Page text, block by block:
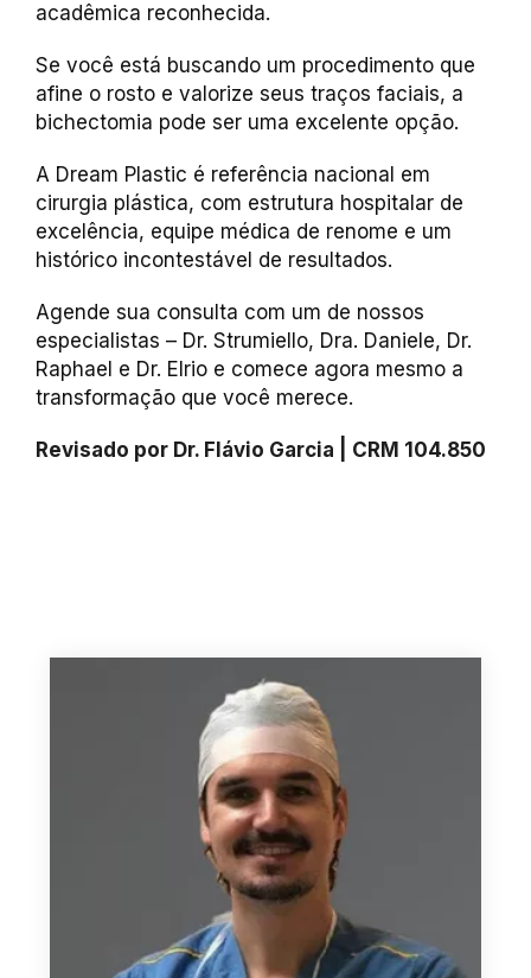
acadêmica reconhecida.
Se você está buscando um procedimento que
afine o rosto e valorize seus traços faciais, a
bichectomia pode ser uma excelente opção.
A Dream Plastic é referência nacional em
cirurgia plástica, com estrutura hospitalar de
excelência, equipe médica de renome e um
histórico incontestável de resultados.
Agende sua consulta com um de nossos
especialistas – Dr. Strumiello, Dra. Daniele, Dr.
Raphael e Dr. Elrio e comece agora mesmo a
transformação que você merece.
Revisado por Dr. Flávio Garcia | CRM 104.850